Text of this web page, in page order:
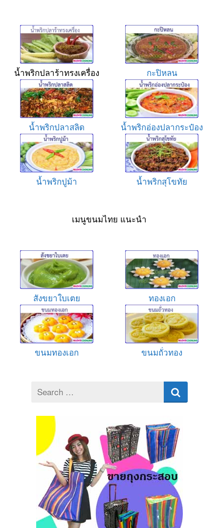
น้ำพริกปลาร้าทรงเครื่อง กะปิหลน
น้ำพริกปลาสลิด น้ำพริกอ่องปลากระป๋อง
น้ำพริกปูม้า น้ำพริกสุโขทัย
เมนูขนมไทย แนะนำ
สังขยาใบเตย ทองเอก
ขนมทองเอก ขนมถั่วทอง
Search
for